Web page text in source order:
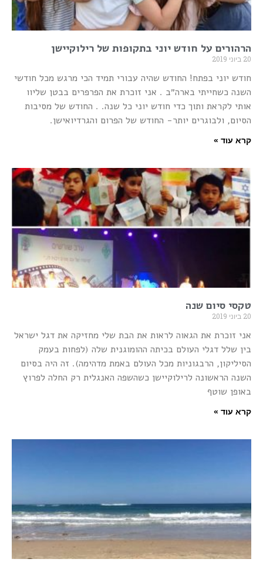
הרהורים על חודש יוני בתקופות של רילוקיישן
20 ביוני 2019
חודש יוני בפתח! החודש שהיה עבורי תמיד הכי מרגש מכל חודשי
השנה כשחייתי בארה״ב . אני זוכרת את הפרפרים בבטן שליוו
אותי לקראת ותוך כדי חודש יוני כל שנה. . החודש של מסיבות
הסיום, ולבוגרים יותר- החודש של הפרום והגרדיואישן.
קרא עוד »
טקסי סיום שנה
20 ביוני 2019
אני זוכרת את הגאוה לראות את הבת שלי מחזיקה את דגל ישראל
בין שלל דגלי העולם בכיתה ההומוגנית שלה (לפחות בעמק
הסיליקון, הרבגוניות מכל העולם באמת מדהימה). זה היה בסיום
השנה הראשונה לרילוקיישן כשהשפה האנגלית רק החלה לפרוץ
באופן שוטף
קרא עוד »